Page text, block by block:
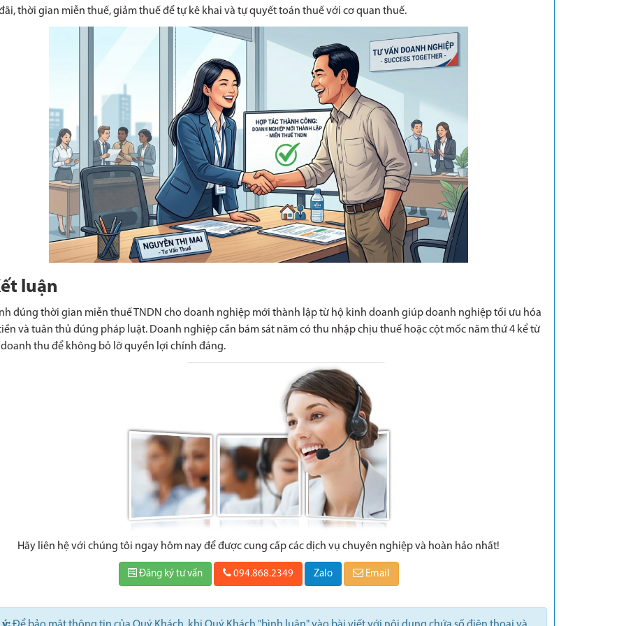
thời gian miễn thuế, giảm thuế để tự kê khai và tự quyết toán thuế với cơ quan thuế.
luận
đúng thời gian miễn thuế TNDN cho doanh nghiệp mới thành lập từ hộ kinh doanh giúp doanh nghiệp tối ưu hóa
và tuân thủ đúng pháp luật. Doanh nghiệp cần bám sát năm có thu nhập chịu thuế hoặc cột mốc năm thứ 4 kể từ
thu để không bỏ lỡ quyền lợi chính đáng.
Hãy liên hệ với chúng tôi ngay hôm nay để được cung cấp các dịch vụ chuyên nghiệp và hoàn hảo nhất!
Đăng ký tư vấn 094.868.2349 Zalo Email